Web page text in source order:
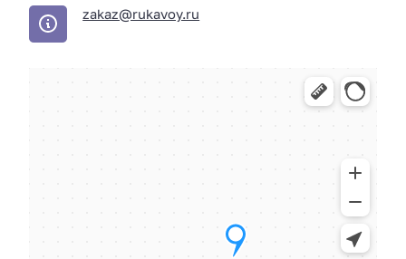
zakaz@rukavoy.ru